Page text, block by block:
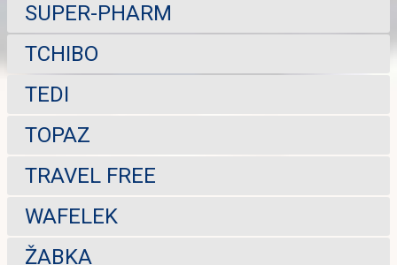
SUPER-PHARM
TCHIBO
TEDI
TOPAZ
TRAVEL FREE
WAFELEK
ŽABKA